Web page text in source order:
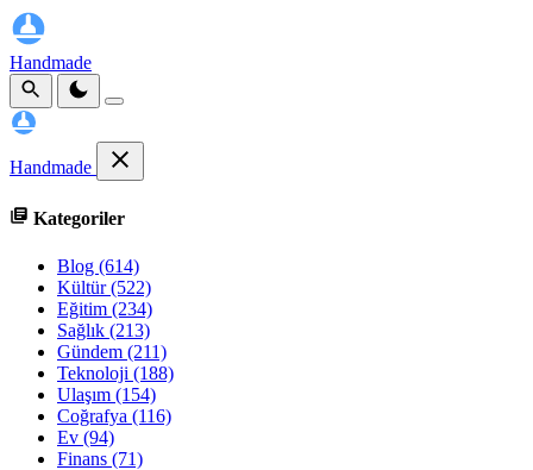
Handmade
Handmade
Kategoriler
Blog (614)
Kültür(522)
Eğitim (234)
Sağlık (213)
Gündem (211)
Teknoloji (188)
Ulaşım (154)
Coğrafya (116)
Ev (94)
Finans (71)